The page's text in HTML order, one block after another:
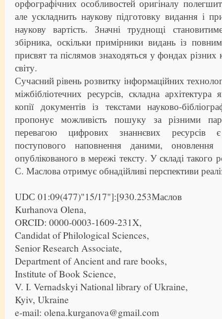
орфографічних особливостей оригіналу
але ускладнить наукову підготовку видання і
наукову вартість. Значні труднощі
збірника, оскільки примірники видань із
присвят та післямов знаходяться у фондах різних
світу.
Сучасний рівень розвитку інформаційних
міжбібліотечних ресурсів, складна
копії документів із текстами науково-
пропонує можливість пошуку за різними
перевагою цифрових знаннєвих ресурсів
поступового наповнення даними,
опублікованого в мережі тексту. У складі такого
С. Маслова отримує обнадійливі перспективи
UDС 01:09(477)"15/17"]:[930.253Маслов
Kurhanova Olena,
ORCID: 0000-0003-1609-231X,
Candidat of Philological Sciences,
Senior Research Associate,
Department of Ancient and rare books,
Institute of Book Science,
V. I. Vernadskyi National library of Ukraine,
Kyiv, Ukraine
e-mail: olena.kurganova@gmail.com